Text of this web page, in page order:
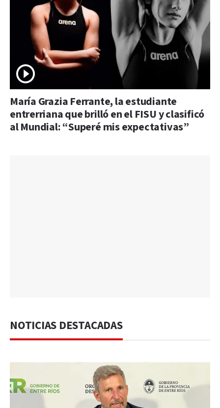
María Grazia Ferrante, la estudiante
entrerriana que brilló en el FISU y clasificó
al Mundial: “Superé mis expectativas”
NOTICIAS DESTACADAS